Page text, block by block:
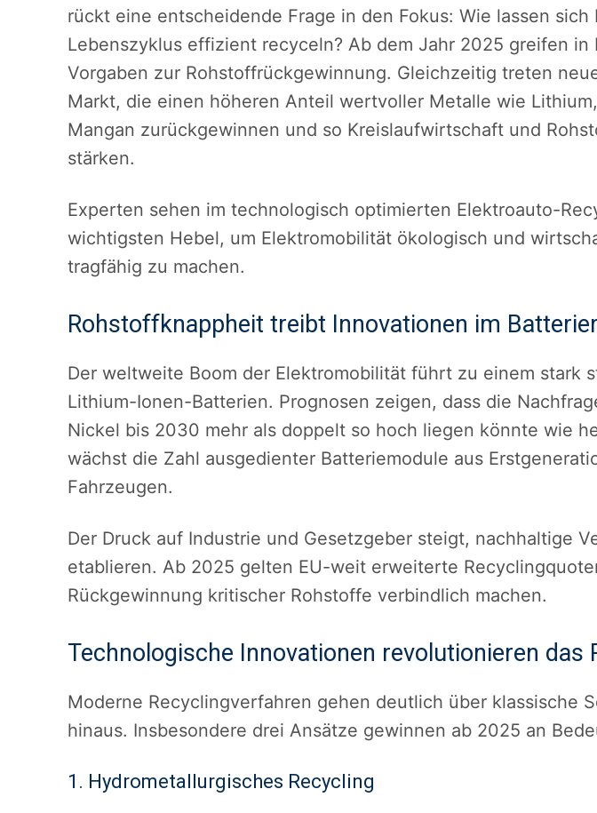
rückt eine entscheidende Frage in den Fokus: Wie lassen sich
Lebenszyklus effizient recyceln? Ab dem Jahr 2025 greifen in
Vorgaben zur Rohstoffrückgewinnung. Gleichzeitig treten
Markt, die einen höheren Anteil wertvoller Metalle wie
Mangan zurückgewinnen und so Kreislaufwirtschaft und
stärken.
Experten sehen im technologisch optimierten Elektroauto-
wichtigsten Hebel, um Elektromobilität ökologisch und
tragfähig zu machen.
Rohstoffknappheit treibt Innovationen im
Der weltweite Boom der Elektromobilität führt zu einem stark
Lithium-Ionen-Batterien. Prognosen zeigen, dass die
Nickel bis 2030 mehr als doppelt so hoch liegen könnte wie
wächst die Zahl ausgedienter Batteriemodule aus
Fahrzeugen.
Der Druck auf Industrie und Gesetzgeber steigt, nachhaltige
etablieren. Ab 2025 gelten EU-weit erweiterte
Rückgewinnung kritischer Rohstoffe verbindlich machen.
Technologische Innovationen revolutionieren das
Moderne Recyclingverfahren gehen deutlich über klassische
hinaus. Insbesondere drei Ansätze gewinnen ab 2025 an
1. Hydrometallurgisches Recycling